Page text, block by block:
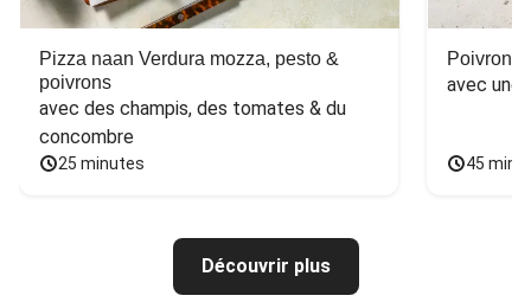
Pizza naan Verdura mozza, pesto &
poivrons
avec des champis, des tomates & du
concombre
25 minutes
Poivron
avec une
45
Découvrir plus